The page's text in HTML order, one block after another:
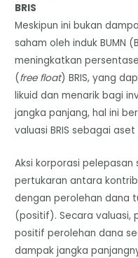
BRIS
​Meskipun ini bukan
saham oleh induk BUMN
meningkatkan
(free float) BRIS, yang
likuid dan menarik bagi
jangka panjang, hal ini
valuasi BRIS sebagai
​Aksi korporasi pelepasan
pertukaran antara
dengan perolehan dana
(positif). Secara valuasi,
positif perolehan dana
dampak jangka